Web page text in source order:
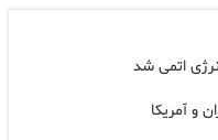
اتمی شد
و آمریکا